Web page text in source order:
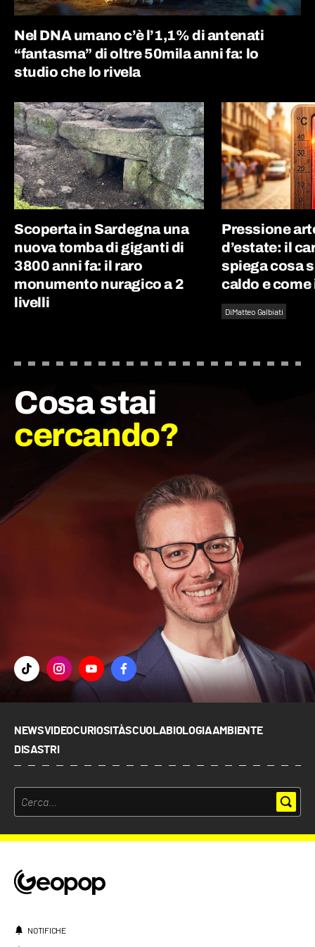
Nel DNA umano c’è l’1,1% di antenati
“fantasma” di oltre 50mila anni fa: lo
studio che lo rivela
Scoperta in Sardegna una
nuova tomba di giganti di
3800 anni fa: il raro
monumento nuragico a 2
livelli
Pressione
d’estate: il
spiega cosa
caldo e
DiMatteo Galbiati
Cosa stai
cercando?
NEWSVIDEOCURIOSITÀSCUOLABIOLOGIAAMBIENTE
DISASTRI
NOTIFICHE